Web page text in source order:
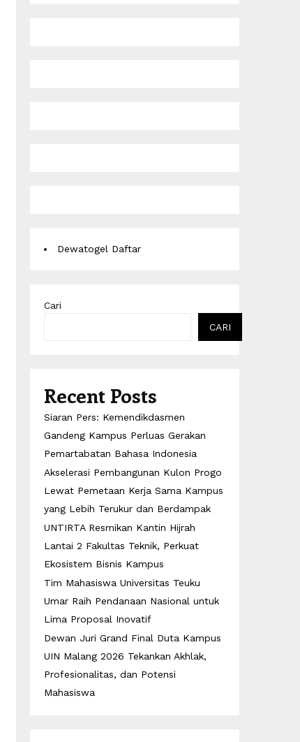
Dewatogel Daftar
Cari
CARI
Recent Posts
Siaran Pers: Kemendikdasmen
Gandeng Kampus Perluas Gerakan
Pemartabatan Bahasa Indonesia
Akselerasi Pembangunan Kulon Progo
Lewat Pemetaan Kerja Sama Kampus
yang Lebih Terukur dan Berdampak
UNTIRTA Resmikan Kantin Hijrah
Lantai 2 Fakultas Teknik, Perkuat
Ekosistem Bisnis Kampus
Tim Mahasiswa Universitas Teuku
Umar Raih Pendanaan Nasional untuk
Lima Proposal Inovatif
Dewan Juri Grand Final Duta Kampus
UIN Malang 2026 Tekankan Akhlak,
Profesionalitas, dan Potensi
Mahasiswa